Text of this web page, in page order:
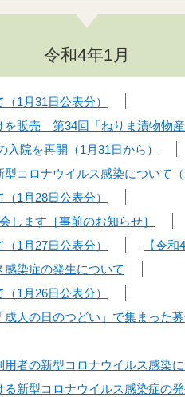
令和4年1月
1月31日公表分）
を販売 第34回「ねりま漬物物
院を再開（1月31日から）
コロナウイルス感染について（
1月28日公表分）
します［事前のお知らせ］
1月27日公表分）
【令
感染症の発生について
1月26日公表分）
人の日のつどい」で集まった
者の新型コロナウイルス感染
新型コロナウイルス感染症の